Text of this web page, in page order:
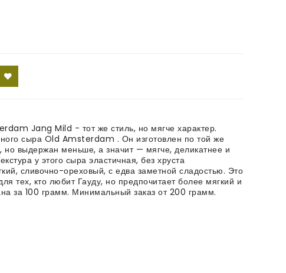
Jang Mild - тот же стиль, но мягче характер.
сыра Old Amsterdam . Он изготовлен по той же
но выдержан меньше, а значит — мягче, деликатнее и
у этого сыра эластичная, без хруста
сливочно-ореховый, с едва заметной сладостью. Это
тех, кто любит Гауду, но предпочитает более мягкий и
за 100 грамм. Минимальный заказ от 200 грамм.